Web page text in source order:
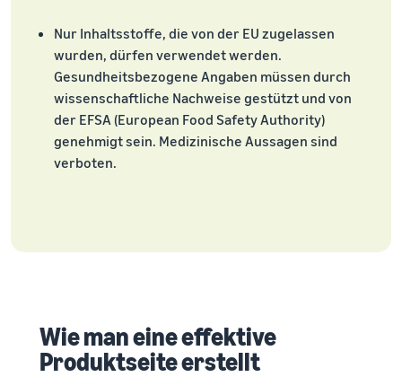
Nur Inhaltsstoffe, die von der EU zugelassen
wurden, dürfen verwendet werden.
Gesundheitsbezogene Angaben müssen durch
wissenschaftliche Nachweise gestützt und von
der EFSA (European Food Safety Authority)
genehmigt sein. Medizinische Aussagen sind
verboten.
Wie man eine effektive
Produktseite erstellt